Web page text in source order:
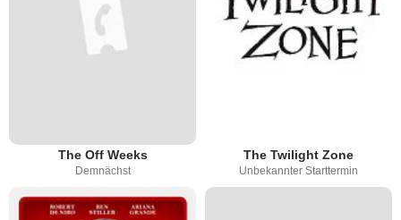
The Off Weeks
Demnächst
The Twilight Zone
Unbekannter Starttermin